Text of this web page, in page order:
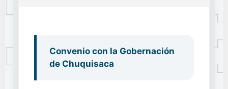
Convenio con la Gobernación
de Chuquisaca